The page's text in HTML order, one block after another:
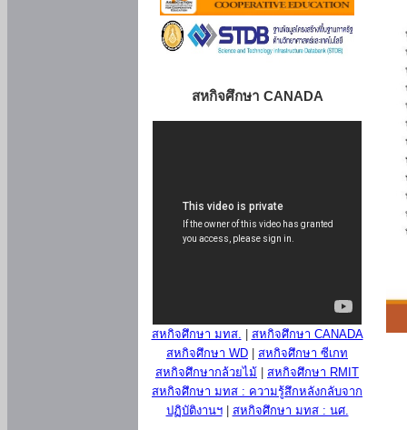
สหกิจศึกษา CANADA
สหกิจศึกษา มทส.
สหกิจศึกษา CANADA
สหกิจศึกษา WD
สหกิจศึกษา ซีเกท
สหกิจศึกษากล้วยไม้
สหกิจศึกษา RMIT
สหกิจศึกษา มทส : ความรู้สึกหลังกลับจาก
ปฏิบัติงานฯ| สหกิจศึกษา มทส : นศ.